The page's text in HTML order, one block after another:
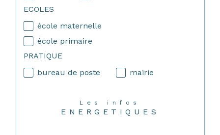
ECOLES
école maternelle
école primaire
PRATIQUE
bureau de poste
mairie
Les infos
ENERGETIQUES